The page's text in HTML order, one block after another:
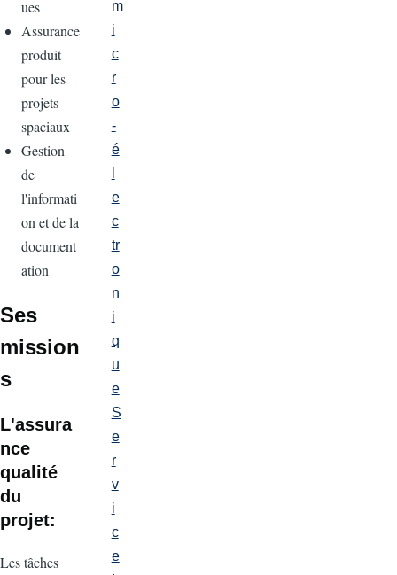
ues
Assurance
produit
pour les
projets
spaciaux
Gestion
de
l'informati
on et de la
document
ation
Ses
mission
s
L'assura
nce
qualité
du
projet:
Les tâches
m
i
c
r
o
-
é
e
c
tr
o
n
i
q
u
e
S
e
r
v
i
c
e